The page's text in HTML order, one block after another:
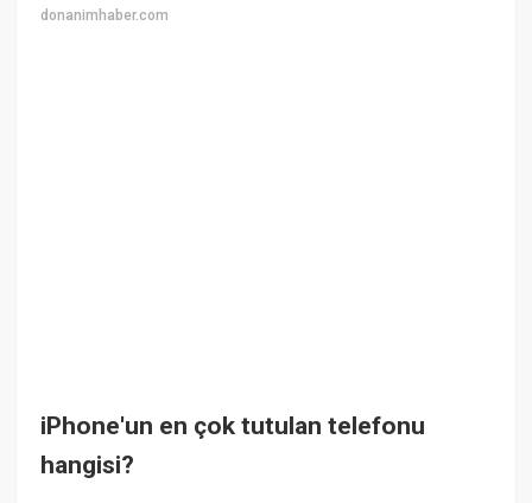
donanimhaber.com
iPhone'un en çok tutulan telefonu
hangisi?